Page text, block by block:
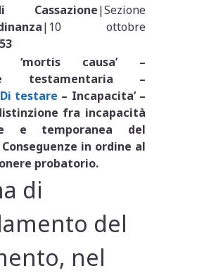
|Sezione
|10 ottobre
‘mortis causa’ –
testamentaria –
Di testare – Incapacita’ –
fra incapacità
e temporanea del
in ordine al
probatorio.
di
del
nel